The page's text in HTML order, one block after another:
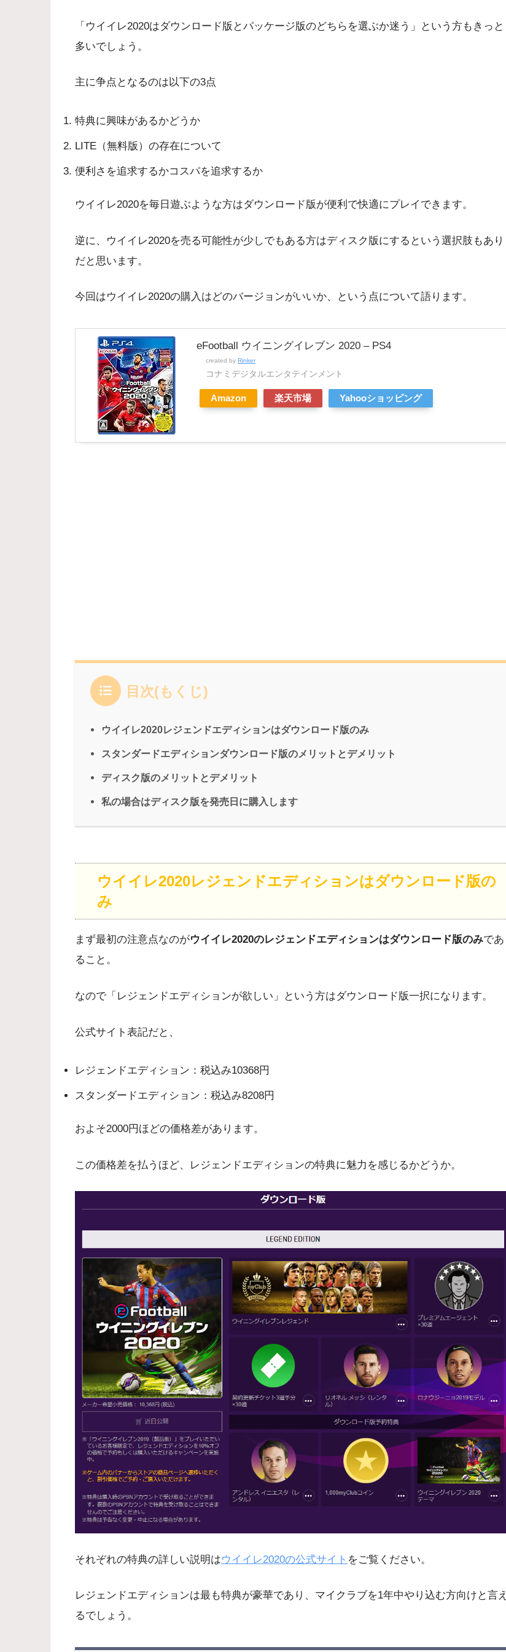
「ウイイレ2020はダウンロード版とパッケージ版のどちらを選ぶか迷う」という方もきっと
多いでしょう。
主に争点となるのは以下の3点
特典に興味があるかどうか
LITE（無料版）の存在について
便利さを追求するかコスパを追求するか
ウイイレ2020を毎日遊ぶような方はダウンロード版が便利で快適にプレイできます。
逆に、ウイイレ2020を売る可能性が少しでもある方はディスク版にするという選択肢もあり
だと思います。
今回はウイイレ2020の購入はどのバージョンがいいか、という点について語ります。
eFootball ウイニングイレブン 2020 – PS4
created by Rinker
コナミデジタルエンタテインメント
Amazon 楽天市場 Yahooショッピング
目次(もくじ)
ウイイレ2020レジェンドエディションはダウンロード版のみ
スタンダードエディションダウンロード版のメリットとデメリット
ディスク版のメリットとデメリット
私の場合はディスク版を発売日に購入します
ウイイレ2020レジェンドエディションはダウンロード版の
み
まず最初の注意点なのがウイイレ2020のレジェンドエディションはダウンロード版のみであ
ること。
なので「レジェンドエディションが欲しい」という方はダウンロード版一択になります。
公式サイト表記だと、
レジェンドエディション：税込み10368円
スタンダードエディション：税込み8208円
およそ2000円ほどの価格差があります。
この価格差を払うほど、レジェンドエディションの特典に魅力を感じるかどうか。
それぞれの特典の詳しい説明はウイイレ2020の公式サイト をご覧ください。
レジェンドエディションは最も特典が豪華であり、マイクラブを1年中やり込む方向けと言え
るでしょう。